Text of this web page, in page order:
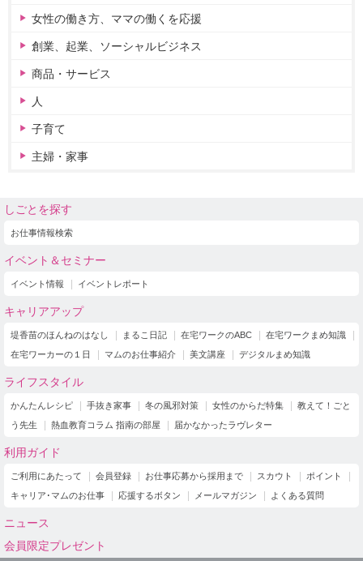
女性の働き方、ママの働くを応援
創業、起業、ソーシャルビジネス
商品・サービス
人
子育て
主婦・家事
しごとを探す
お仕事情報検索
イベント＆セミナー
イベント情報 イベントレポート
キャリアアップ
堤香苗のほんねのはなし まるこ日記 在宅ワークのABC
在宅ワークまめ知識
在宅ワーカーの１日
マムのお仕事紹介 美文講座 デジタルまめ知識
ライフスタイル
かんたんレシピ 手抜き家事 冬の風邪対策 女性のからだ特集
教えて！ごと
う先生
熱血教育コラム 指南の部屋 届かなかったラヴレター
利用ガイド
ご利用にあたって 会員登録 お仕事応募から採用まで スカウト
ポイント
キャリア･マムのお仕事
応援するボタン メールマガジン よくある質問
ニュース
会員限定プレゼント